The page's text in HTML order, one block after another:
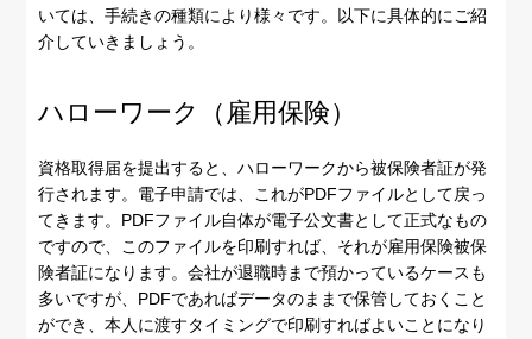
いては、手続きの種類により様々です。以下に具体的にご紹
介していきましょう。
ハローワーク（雇用保険）
資格取得届を提出すると、ハローワークから被保険者証が発
行されます。電子申請では、これがPDFファイルとして戻っ
てきます。PDFファイル自体が電子公文書として正式なもの
ですので、このファイルを印刷すれば、それが雇用保険被保
険者証になります。会社が退職時まで預かっているケースも
多いですが、PDFであればデータのままで保管しておくこと
ができ、本人に渡すタイミングで印刷すればよいことになり